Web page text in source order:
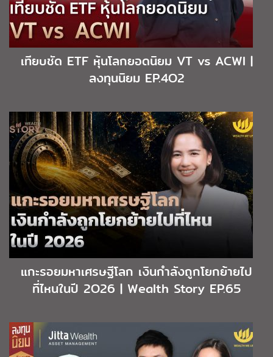
เทียบชัด ETF หุ้นโลกยอดนิยม VT vs ACWI |
ลงทุนนิยม EP.4O2
แกะรอยมหาเศรษฐีโลก เงินกำลังถูกโยกย้ายไป
ที่ไหนในปี 2O26 | Wealth Story EP.65